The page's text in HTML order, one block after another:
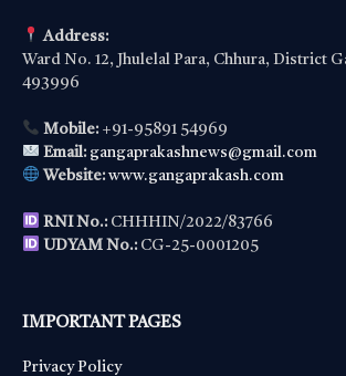
Address:
Ward No. 12, Jhulelal Para, Chhura, District
493996
Mobile:+91-95891 54969
Email: gangaprakashnews@gmail.com
Website: www.gangaprakash.com
RNI No.:CHHHIN/2022/83766
UDYAM No.:CG-25-0001205
IMPORTANT PAGES
Privacy Policy